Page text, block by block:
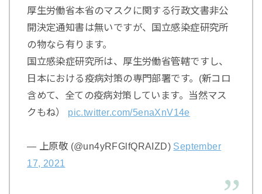
厚生労働省本省のマスクに関する行政文書非公
開決定通知書は無いですが、国立感染症研究所
の物なら有ります。
国立感染症研究所は、厚生労働省管轄ですし、
日本における疫病対策の専門部署です。(新コロ
含めて、全ての疫病対策しています。当然マス
クもね） pic.twitter.com/5enaXnV14e
— 上原敬 (@un4yRFGlfQRAIZD) September
17, 2021